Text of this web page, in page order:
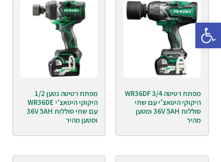
פתח סרגל נגישות
מפתח רטיטה 3/4 WR36DF
היקוקי היטאצ’י עם שתי
סוללות 36V 5AH ומטען
מהיר
מפתח רטיטה נטען 1/2
היקוקי היטאצ’י WR36DE
עם שתי סוללות 36V 5AH
ומטען מהיר